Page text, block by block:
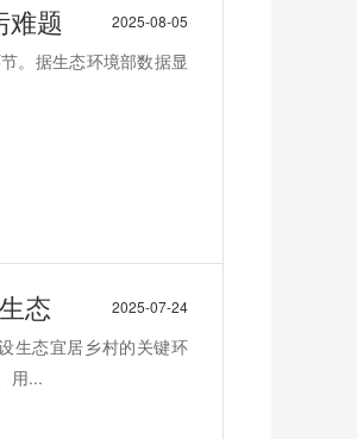
2025-08-05
难题
。据生态环境部数据显
2025-07-24
态
生态宜居乡村的关键环
用...